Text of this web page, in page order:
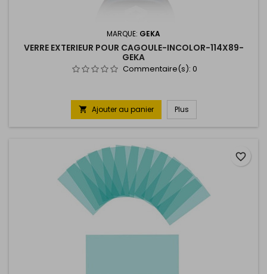
MARQUE: GEKA
VERRE EXTERIEUR POUR CAGOULE-INCOLOR-114X89-
GEKA
Commentaire(s): 0
 Ajouter au panier Plus
favorite_border